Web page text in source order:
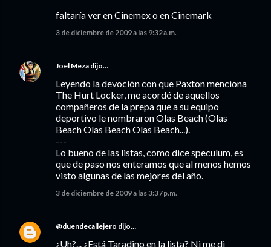
faltaría ver en Cinemex o en Cinemark
3 de diciembre de 2009 a las 9:32 a.m.
Joel Meza dijo…
Leyendo la devoción con que Paxton menciona
The Hurt Locker, me acordé de aquellos
compañeros de la prepa que a su equipo
deportivo le nombraron Olas Beach (Olas
Beach Olas Beach Olas Beach...).
---
Lo bueno de las listas, como dice speculum, es
que de paso nos enteramos que al menos hemos
visto algunas de las mejores del año.
3 de diciembre de 2009 a las 3:37 p.m.
@duendecallejero dijo…
¿Uh?... ¿Está Taradino en la lista? Ni me di